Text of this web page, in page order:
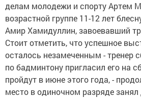
делам молодежи и спорту Артем
возрастной группе 11-12 лет
Амир Хамидуллин, завоевавший
Стоит отметить, что успешное
осталось незамеченным - тренер
по бадминтону пригласил его на
пройдут в июне этого года, -
место в одиночном разряде